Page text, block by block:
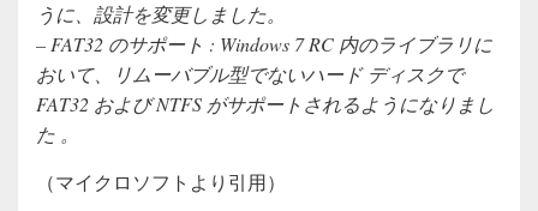
うに、設計を変更しました。
– FAT32 のサポート : Windows 7 RC 内のライブラリに
おいて、リムーバブル型でないハード ディスクで
FAT32 および NTFS がサポートされるようになりまし
た 。
（マイクロソフトより引用）